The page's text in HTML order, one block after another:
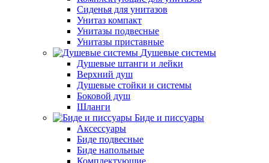
Сиденья для унитазов
Унитаз компакт
Унитазы подвесные
Унитазы приставные
Душевые системы
Душевые штанги и лейки
Верхний душ
Душевые стойки и системы
Боковой душ
Шланги
Биде и писсуары
Аксессуары
Биде подвесные
Биде напольные
Комплектующие